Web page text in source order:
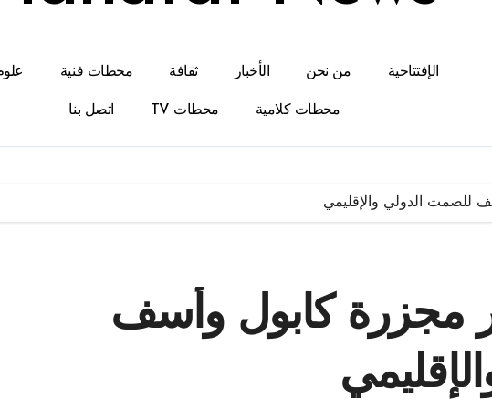
الإفتتاحية من نحن الأخبار ثقافة محطات فنية
محطات كلامية محطات TV اتصل بنا
للصمت الدولي والإقليمي
مجزرة كابول وأسف